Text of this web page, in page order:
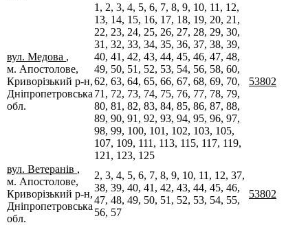
вул. Медова ,
м. Апостолове,
Криворізький р-н,
Дніпропетровська
обл.
1, 2, 3, 4, 5, 6, 7, 8, 9, 10, 11, 12,
13, 14, 15, 16, 17, 18, 19, 20, 21,
22, 23, 24, 25, 26, 27, 28, 29, 30,
31, 32, 33, 34, 35, 36, 37, 38, 39,
40, 41, 42, 43, 44, 45, 46, 47, 48,
49, 50, 51, 52, 53, 54, 56, 58, 60,
62, 63, 64, 65, 66, 67, 68, 69, 70,
71, 72, 73, 74, 75, 76, 77, 78, 79,
80, 81, 82, 83, 84, 85, 86, 87, 88,
89, 90, 91, 92, 93, 94, 95, 96, 97,
98, 99, 100, 101, 102, 103, 105,
107, 109, 111, 113, 115, 117, 119,
121, 123, 125
53802
вул. Ветеранів ,
м. Апостолове,
Криворізький р-н,
Дніпропетровська
обл.
2, 3, 4, 5, 6, 7, 8, 9, 10, 11, 12, 37,
38, 39, 40, 41, 42, 43, 44, 45, 46,
47, 48, 49, 50, 51, 52, 53, 54, 55,
56, 57
53802